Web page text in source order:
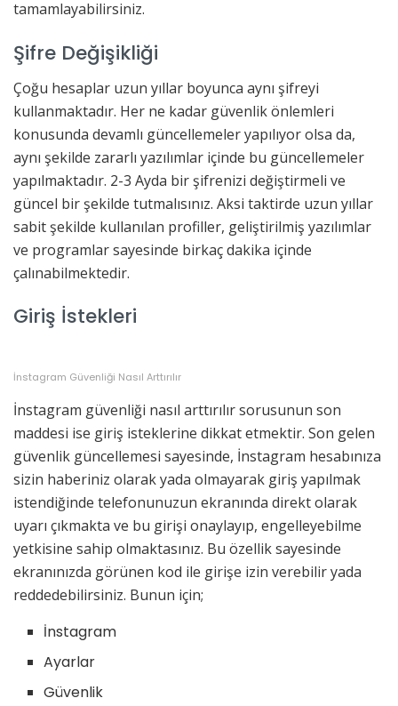
tamamlayabilirsiniz.
Şifre Değişikliği
Çoğu hesaplar uzun yıllar boyunca aynı şifreyi
kullanmaktadır. Her ne kadar güvenlik önlemleri
konusunda devamlı güncellemeler yapılıyor olsa da,
aynı şekilde zararlı yazılımlar içinde bu güncellemeler
yapılmaktadır. 2-3 Ayda bir şifrenizi değiştirmeli ve
güncel bir şekilde tutmalısınız. Aksi taktirde uzun yıllar
sabit şekilde kullanılan profiller, geliştirilmiş yazılımlar
ve programlar sayesinde birkaç dakika içinde
çalınabilmektedir.
Giriş İstekleri
İnstagram Güvenliği Nasıl Arttırılır
İnstagram güvenliği nasıl arttırılır sorusunun son
maddesi ise giriş isteklerine dikkat etmektir. Son gelen
güvenlik güncellemesi sayesinde, İnstagram hesabınıza
sizin haberiniz olarak yada olmayarak giriş yapılmak
istendiğinde telefonunuzun ekranında direkt olarak
uyarı çıkmakta ve bu girişi onaylayıp, engelleyebilme
yetkisine sahip olmaktasınız. Bu özellik sayesinde
ekranınızda görünen kod ile girişe izin verebilir yada
reddedebilirsiniz. Bunun için;
İnstagram
Ayarlar
Güvenlik